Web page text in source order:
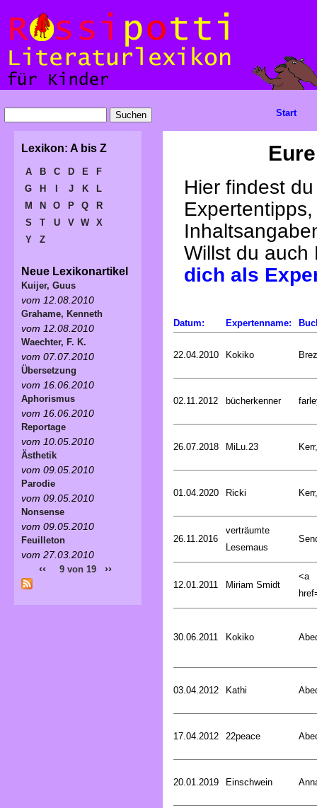
Hier findest
Willst du
dich als
Datum: Expertenname:
22.04.2010 Kokiko
02.11.2012 bücherkenner
26.07.2018 MiLu.23
01.04.2020 Ricki
26.11.2016
verträumte
Lesemaus
12.01.2011 Miriam Smidt
<a
30.06.2011 Kokiko
03.04.2012 Kathi
17.04.2012 22peace
20.01.2019 Einschwein
Start
Lexikon: A bis Z
A B C D E
F
G
H J K
L
M
N O P Q
R
S
T U V W
X
Y
Z
Neue Lexikonartikel
Kuijer, Guus
vom 12.08.2010
Grahame, Kenneth
vom 12.08.2010
Waechter, F. K.
vom 07.07.2010
Übersetzung
vom 16.06.2010
Aphorismus
vom 16.06.2010
Reportage
vom 10.05.2010
Ästhetik
vom 09.05.2010
Parodie
vom 09.05.2010
Nonsense
vom 09.05.2010
Feuilleton
vom 27.03.2010
‹‹ 9 von 19 ››